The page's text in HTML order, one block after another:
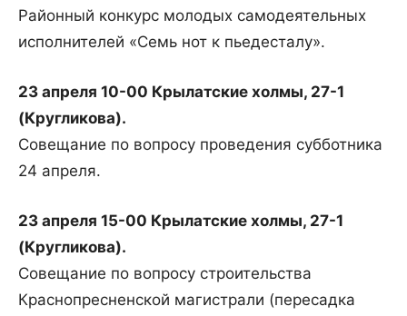
Районный конкурс молодых самодеятельных
исполнителей «Семь нот к пьедесталу».
23 апреля 10-00 Крылатские холмы, 27-1
(Кругликова).
Совещание по вопросу проведения субботника
24 апреля.
23 апреля 15-00 Крылатские холмы, 27-1
(Кругликова).
Совещание по вопросу строительства
Краснопресненской магистрали (пересадка